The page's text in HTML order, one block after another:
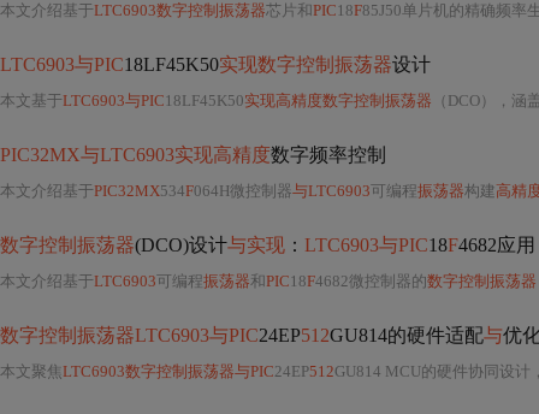
本文介绍基于LTC6903数字控制振荡器芯片和PIC 18F85J50单片机的精确频率生成系统设计。涵盖硬件连接（SPI接口、电源去耦、PCB布局）、固
LTC6903与PIC18LF45K50实现数字控制振荡器设计
本文基于LTC6903与PIC 18LF45K50实现高精度数字控制振荡器 （DCO），涵盖硬件连接、
PIC32MX与LTC6903实现高精度数字频率控制
本文介绍基于PIC32MX534F064H微控制器与LTC6903可编程振荡器构建高精
数字控制振荡器(DCO)设计与实现 ： LTC6903与PIC18F4682应用
本文介绍基于LTC6903可编程振荡器和PIC 18F4682微控制器的数字控制振荡器
数字控制振荡器LTC6903与PIC24EP512GU814的硬件适配与优
本文聚焦LTC6903数字控制振荡器与PIC24EP512GU814 MCU的硬件协同设计，涵盖电源隔离、SPI接口配置、PCB布局抗干扰、频率动态